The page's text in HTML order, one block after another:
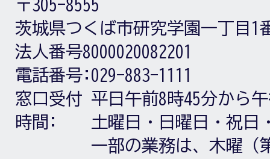
〒305-8555
茨城県つくば市研究学園一丁目1
法人番号8000020082201
電話番号: 029-883-1111
窓口受付
時間:
平日午前8時45分から
土曜日・日曜日・祝日
一部の業務は、木曜（